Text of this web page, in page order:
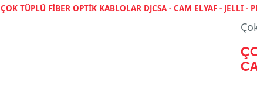
ÇOK TÜPLÜ FİBER OPTİK KABLOLAR DJCSA - CAM ELYAF - JELLI -